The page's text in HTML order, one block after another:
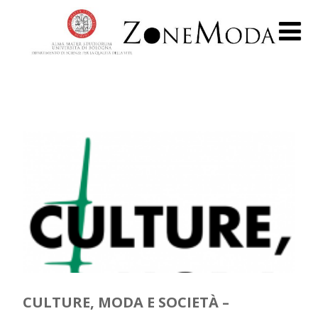
CULTURE, MODA E SOCIETÀ –